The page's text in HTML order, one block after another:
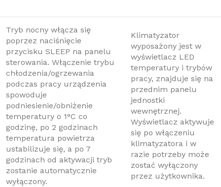
Tryb nocny włącza się
poprzez naciśnięcie
przycisku SLEEP na panelu
sterowania. Włączenie trybu
chłodzenia/ogrzewania
podczas pracy urządzenia
spowoduje
podniesienie/obniżenie
temperatury o 1°C co
godzinę, po 2 godzinach
temperatura powietrza
ustabilizuje się, a po 7
godzinach od aktywacji tryb
zostanie automatycznie
wyłączony.
Klimatyzator
wyposażony jest w
wyświetlacz LED
temperatury i trybów
pracy, znajduje się na
przednim panelu
jednostki
wewnętrznej.
Wyświetlacz aktywuje
się po włączeniu
klimatyzatora i w
razie potrzeby może
zostać wyłączony
przez użytkownika.